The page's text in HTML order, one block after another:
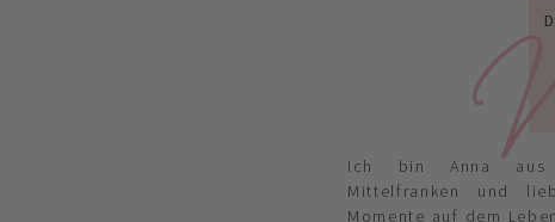
Ich bin Anna aus
Mittelfranken und
Momente auf dem